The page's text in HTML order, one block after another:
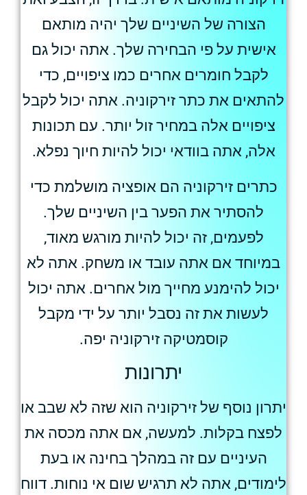
הצורה של השיניים שלך יהיה מותאם
אישית על פי הבחירה שלך. אתה יכול גם
לקבל חומרים אחרים כמו ציפויים, כדי
להתאים את כתר זירקוניה. אתה יכול לקבל
ציפויים אלה במחיר זול יותר. עם תכונות
אלה, אתה בוודאי יכול להיות חיוך נפלא.
כתרים זירקוניה הם אופציה מושלמת כדי
להסתיר את הפער בין השיניים שלך.
לפעמים, זה יכול להיות מורגש מאוד,
במיוחד אם אתה עובד או משחק. אתה לא
יכול להימנע מחייך מול אחרים. אתה יכול
לעשות את זה נסבל יותר על ידי מקבל
קוסמטיקה זירקוניה יפה.
יתרונות
יתרון נוסף של זירקוניה הוא שזה לא שבב או
לפצח בקלות. למעשה, אם אתה מכסה את
העיניים עם זה במהלך בחינה או בעת
לימודים, אתה לא תרגיש שום אי נוחות. דווח